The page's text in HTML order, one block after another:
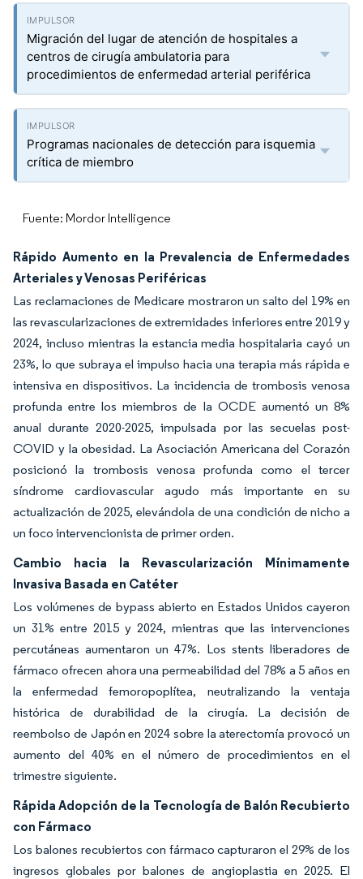
Migración del lugar de atención de hospitales a
centros de cirugía ambulatoria para
procedimientos de enfermedad arterial periférica
Programas nacionales de detección para isquemia
crítica de miembro
Fuente: Mordor Intelligence
Rápido Aumento en la Prevalencia de Enfermedades
Arteriales y Venosas Periféricas
Las reclamaciones de Medicare mostraron un salto del 19% en
las revascularizaciones de extremidades inferiores entre 2019 y
2024, incluso mientras la estancia media hospitalaria cayó un
23%, lo que subraya el impulso hacia una terapia más rápida e
intensiva en dispositivos. La incidencia de trombosis venosa
profunda entre los miembros de la OCDE aumentó un 8%
anual durante 2020-2025, impulsada por las secuelas post-
COVID y la obesidad. La Asociación Americana del Corazón
posicionó la trombosis venosa profunda como el tercer
síndrome cardiovascular agudo más importante en su
actualización de 2025, elevándola de una condición de nicho a
un foco intervencionista de primer orden.
Cambio hacia la Revascularización Mínimamente
Invasiva Basada en Catéter
Los volúmenes de bypass abierto en Estados Unidos cayeron
un 31% entre 2015 y 2024, mientras que las intervenciones
percutáneas aumentaron un 47%. Los stents liberadores de
fármaco ofrecen ahora una permeabilidad del 78% a 5 años en
la enfermedad femoropoplítea, neutralizando la ventaja
histórica de durabilidad de la cirugía. La decisión de
reembolso de Japón en 2024 sobre la aterectomía provocó un
aumento del 40% en el número de procedimientos en el
trimestre siguiente.
Rápida Adopción de la Tecnología de Balón Recubierto
con Fármaco
Los balones recubiertos con fármaco capturaron el 29% de los
ingresos globales por balones de angioplastia en 2025. El